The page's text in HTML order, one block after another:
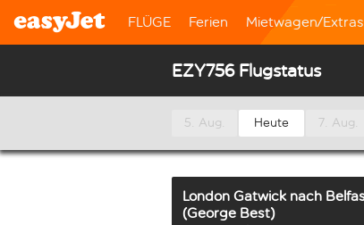
FLÜGE Ferien Mietwagen/Extras
EZY756 Flugstatus
5. Aug. Heute 7. Aug.
London Gatwick nach
(George Best)